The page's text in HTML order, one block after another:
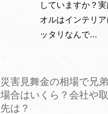
していますか？実
オルはインテリ
ッタリなんで...
災害見舞金の相場で兄
場合はいくら？会社や取
先は？